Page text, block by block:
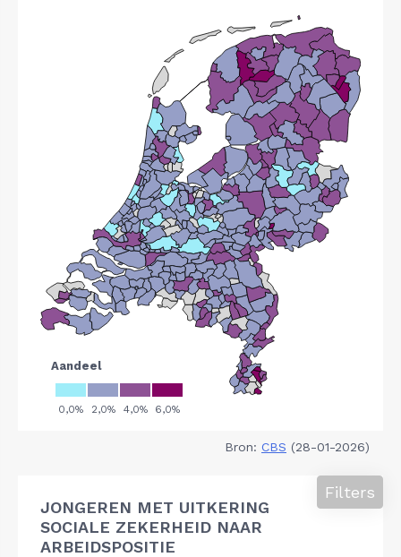
Bron: CBS (28-01-2026)
JONGEREN MET UITKERING
SOCIALE ZEKERHEID NAAR
ARBEIDSPOSITIE
Filters